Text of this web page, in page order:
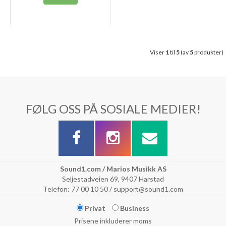
Viser 1til 5(av 5produkter)
FØLG OSS PÅ SOSIALE MEDIER!
Sound1.com / Marios Musikk AS
Seljestadveien 69, 9407 Harstad
Telefon: 77 00 10 50 / support@sound1.com
Privat
Business
Prisene inkluderer moms